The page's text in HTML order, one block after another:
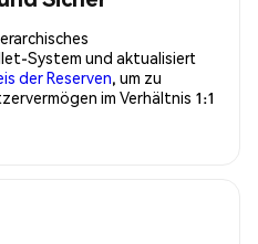
System und aktualisiert
der Reserven , um zu
im Verhältnis 1:1